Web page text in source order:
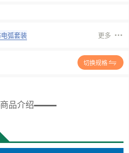
弧套装 更多
切换规格
商品介绍